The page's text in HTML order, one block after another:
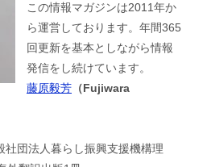
この情報マガジンは2011年か
ら運営しております。年間365
回更新を基本としながら情報
発信をし続けています。
藤原毅芳 （Fujiwara
社団法人暮らし振興支援機構理